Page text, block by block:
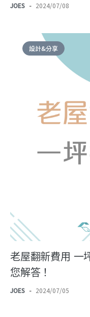
JOES - 2024/07/08
設計&分享
老屋翻新費用 一
您解答！
JOES - 2024/07/05